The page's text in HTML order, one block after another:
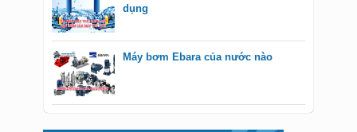
dụng
Máy bơm Ebara của nước nào